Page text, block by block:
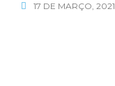
17 DE MARÇO, 2021